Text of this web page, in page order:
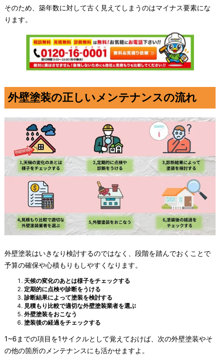
そのため、築年数に対して古く見えてしまうのはマイナス要素にな
ります。
外壁塗装の正しいメンテナンスの流れ
外壁塗装はいきなり検討するのではなく、段階を踏んでおくことで
予算の確保や心積もりもしやすくなります。
天候の変化のあとは様子をチェックする
定期的に点検や診断をうける
診断結果によって塗装を検討する
見積もり比較で適切な外壁塗装業者を選ぶ
外壁塗装をおこなう
塗装後の経過をチェックする
1~6までの項目を1サイクルとして覚えておけば、次の外壁塗装やそ
の他の箇所のメンテナンスにも活かせますよ。